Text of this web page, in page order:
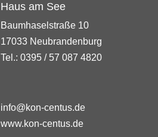
Haus am See
Baumhaselstraße 10
17033 Neubrandenburg
Tel.: 0395 / 57 087 4820
info@kon-centus.de
www.kon-centus.de